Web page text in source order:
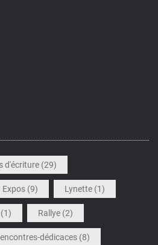
d'écriture (29)
Expos (9) Lynette (1)
(1) Rallye (2)
dédicaces (8)